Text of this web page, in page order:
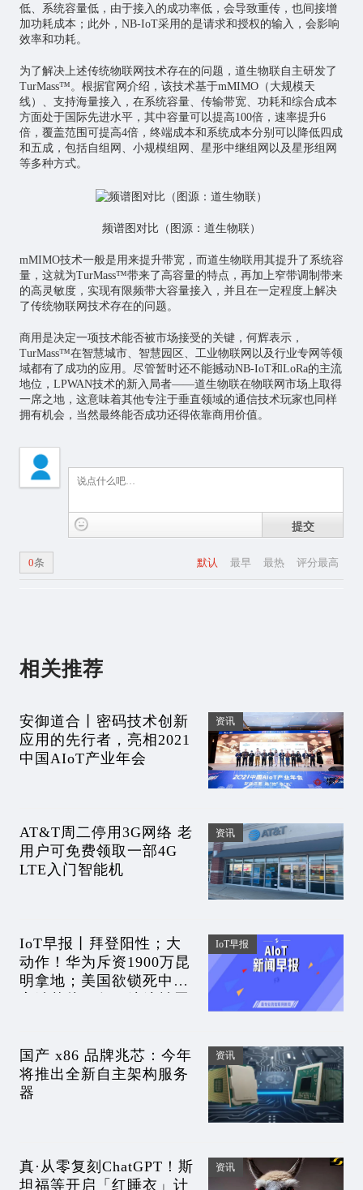
低、系统容量低，由于接入的成功率低，会导致重传，也间接增
加功耗成本；此外，NB-IoT采用的是请求和授权的输入，会影响
效率和功耗。
为了解决上述传统物联网技术存在的问题，道生物联自主研发了
TurMass™。根据官网介绍，该技术基于mMIMO（大规模天
线）、支持海量接入，在系统容量、传输带宽、功耗和综合成本
方面处于国际先进水平，其中容量可以提高100倍，速率提升6
倍，覆盖范围可提高4倍，终端成本和系统成本分别可以降低四成
和五成，包括自组网、小规模组网、星形中继组网以及星形组网
等多种方式。
频谱图对比（图源：道生物联）
mMIMO技术一般是用来提升带宽，而道生物联用其提升了系统容
量，这就为TurMass™带来了高容量的特点，再加上窄带调制带来
的高灵敏度，实现有限频带大容量接入，并且在一定程度上解决
了传统物联网技术存在的问题。
商用是决定一项技术能否被市场接受的关键，何辉表示，
TurMass™在智慧城市、智慧园区、工业物联网以及行业专网等领
域都有了成功的应用。尽管暂时还不能撼动NB-IoT和LoRa的主流
地位，LPWAN技术的新入局者——道生物联在物联网市场上取得
一席之地，这意味着其他专注于垂直领域的通信技术玩家也同样
拥有机会，当然最终能否成功还得依靠商用价值。
提交
默认 最早 最热 评分最高
0条
相关推荐
安御道合丨密码技术创新
应用的先行者，亮相2021
中国AIoT产业年会
资讯
AT&T周二停用3G网络 老
用户可免费领取一部4G
LTE入门智能机
资讯
IoT早报丨拜登阳性；大
动作！华为斥资1900万昆
明拿地；美国欲锁死中国
IoT早报
国产 x86 品牌兆芯：今年
将推出全新自主架构服务
器
资讯
真·从零复刻ChatGPT！斯
坦福等开启「红睡衣」计
资讯